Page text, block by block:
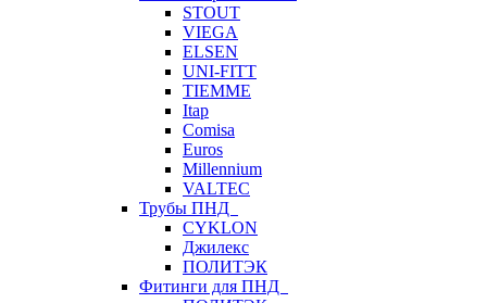
STOUT
VIEGA
ELSEN
UNI-FITT
TIEMME
Itap
Comisa
Euros
Millennium
VALTEC
Трубы ПНД
CYKLON
Джилекс
ПОЛИТЭК
Фитинги для ПНД